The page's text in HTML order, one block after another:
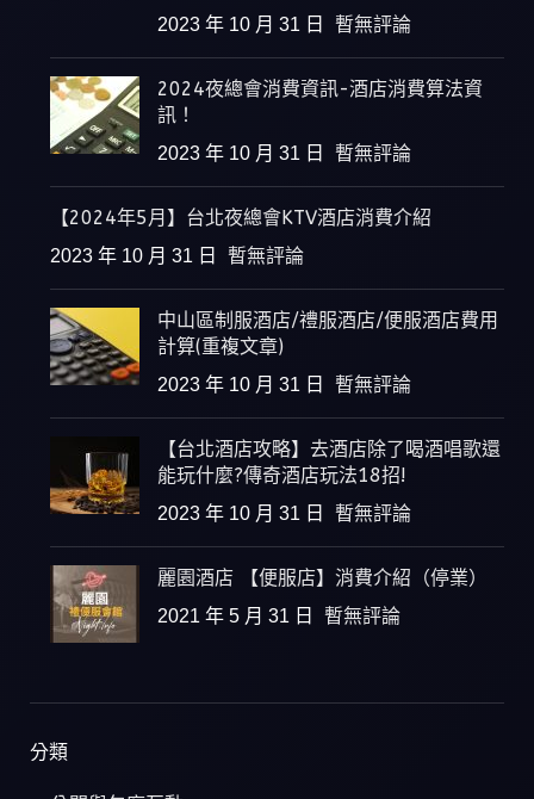
2023 年 10 月 31 日 暫無評論
2024夜總會消費資訊-酒店消費算法資
訊！
2023 年 10 月 31 日 暫無評論
【2024年5月】台北夜總會KTV酒店消費介紹
2023 年 10 月 31 日 暫無評論
中山區制服酒店/禮服酒店/便服酒店費用
計算(重複文章)
2023 年 10 月 31 日 暫無評論
【台北酒店攻略】去酒店除了喝酒唱歌還
能玩什麼?傳奇酒店玩法18招!
2023 年 10 月 31 日 暫無評論
麗園酒店 【便服店】消費介紹（停業）
2021 年 5 月 31 日 暫無評論
分類